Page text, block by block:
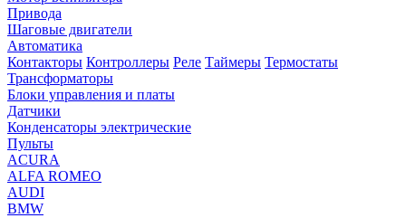
Привода
Шаговые двигатели
Автоматика
Контакторы Контроллеры Реле Таймеры Термостаты
Трансформаторы
Блоки управления и платы
Датчики
Конденсаторы электрические
Пульты
ACURA
ALFA ROMEO
AUDI
BMW